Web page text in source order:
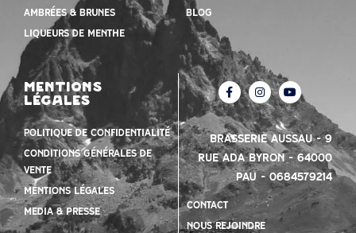
Ambrées & Brunes
Liqueurs de menthe
Blog
mentions
légales
Politique de confidentialité
Conditions Générales de
vente
mentions légales
Media & presse
Brasserie Aussau – 9
Rue Ada Byron – 64000
PAU – 0684579214
contact
nous rejoindre